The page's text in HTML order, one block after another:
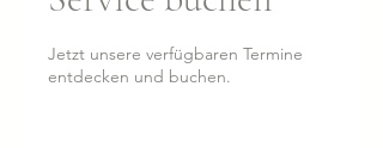
Jetzt unsere verfügbaren Termine
entdecken und buchen.